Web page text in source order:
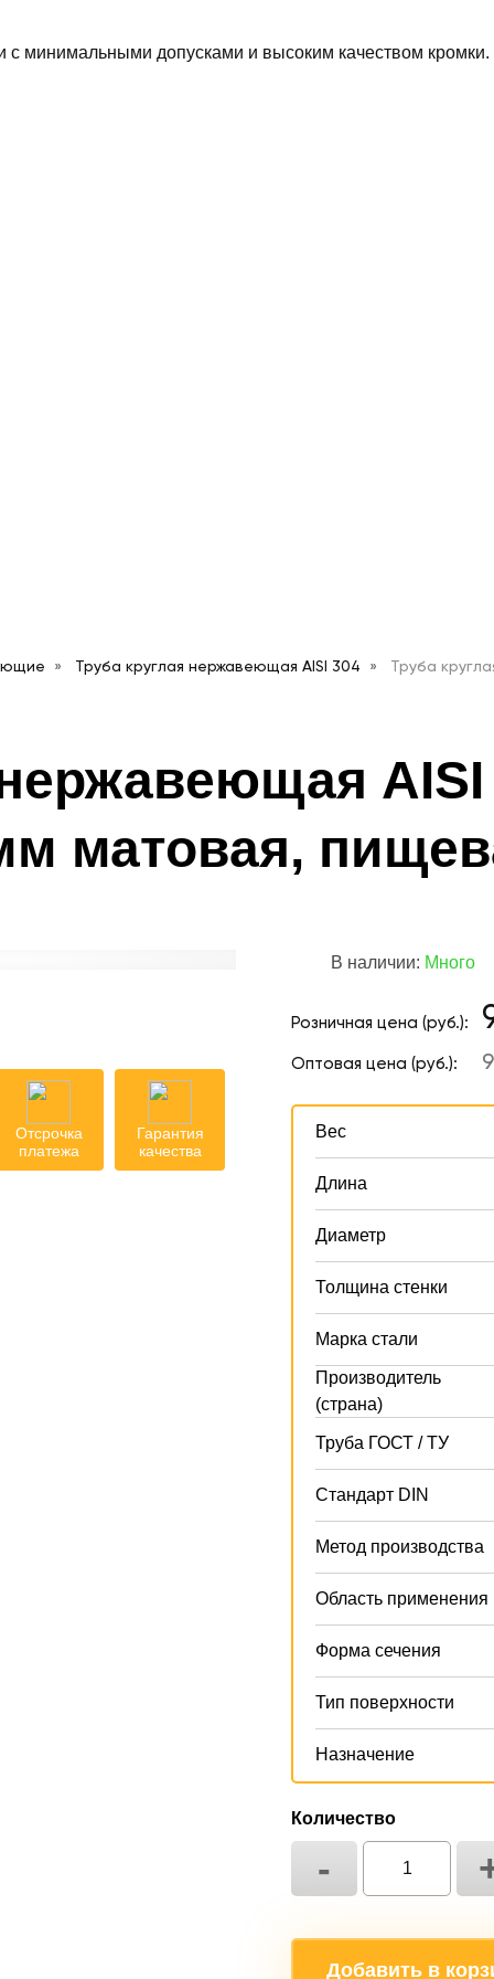
минимальными допусками и высоким качеством кромки.
Труба круглая нержавеющая AISI 304 Труба
AISI
матовая,
Отсрочка
платежа
Гарантия
качества
В наличии: Много
Розничная цена (руб.):
Оптовая цена (руб.):
Вес
Длина
Диаметр
Толщина стенки
Марка стали
Производитель
(страна)
Труба ГОСТ / ТУ
Стандарт DIN
Метод производства
Область применения
Форма сечения
Тип поверхности
Назначение
Количество
-
Добавить в